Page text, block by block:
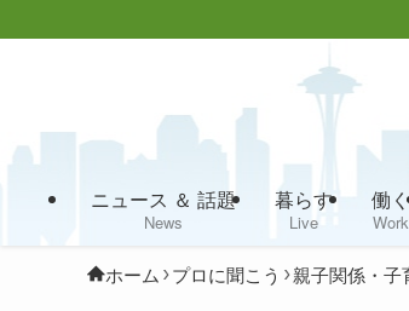
ニュース ＆ 話題
News
暮らす
Live
働く
Work
ホーム プロに聞こう 親子関係・子